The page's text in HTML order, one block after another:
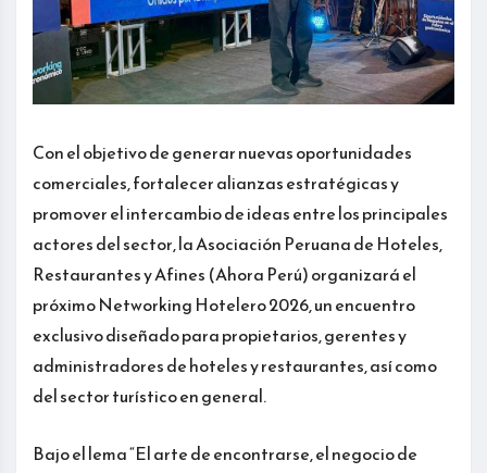
Con el objetivo de generar nuevas oportunidades
comerciales, fortalecer alianzas estratégicas y
promover el intercambio de ideas entre los principales
actores del sector, la Asociación Peruana de Hoteles,
Restaurantes y Afines (Ahora Perú) organizará el
próximo Networking Hotelero 2026, un encuentro
exclusivo diseñado para propietarios, gerentes y
administradores de hoteles y restaurantes, así como
del sector turístico en general.
Bajo el lema “El arte de encontrarse, el negocio de